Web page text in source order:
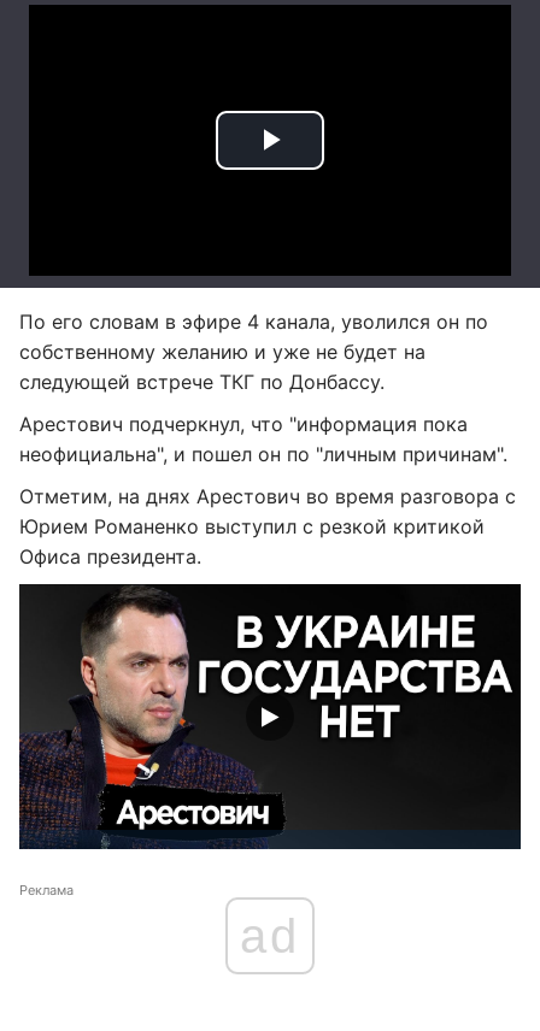
По его словам в эфире 4 канала, уволился он по
собственному желанию и уже не будет на
следующей встрече ТКГ по Донбассу.
Арестович подчеркнул, что "информация пока
неофициальна", и пошел он по "личным причинам".
Отметим, на днях Арестович во время разговора с
Юрием Романенко выступил с резкой критикой
Офиса президента.
Реклама
ad